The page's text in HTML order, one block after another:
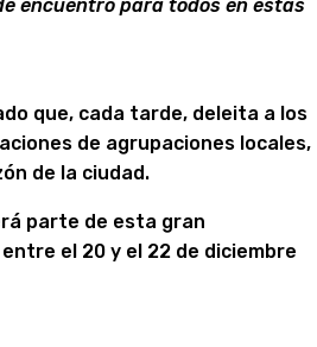
encuentro para todos en estas
que, cada tarde, deleita a los
de agrupaciones locales,
de la ciudad.
parte de esta gran
el 20 y el 22 de diciembre